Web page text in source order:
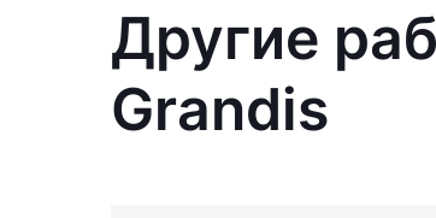
Другие
Grandis